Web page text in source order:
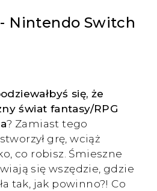
Nintendo Switch
się, że
świat fantasy/RPG
? Zamiast tego
grę, wciąż
co robisz. Śmieszne
się wszędzie, gdzie
tak, jak powinno?! Co